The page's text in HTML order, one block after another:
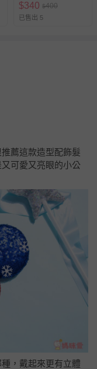
$340 $400
已售出 5
薦這款造型配飾髮
可愛又亮眼的小公
，戴起來更有立體